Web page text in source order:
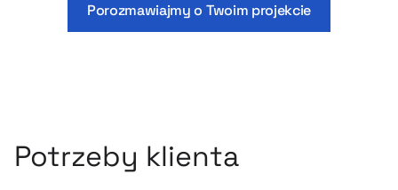
Porozmawiajmy o Twoim projekcie
Potrzeby klienta